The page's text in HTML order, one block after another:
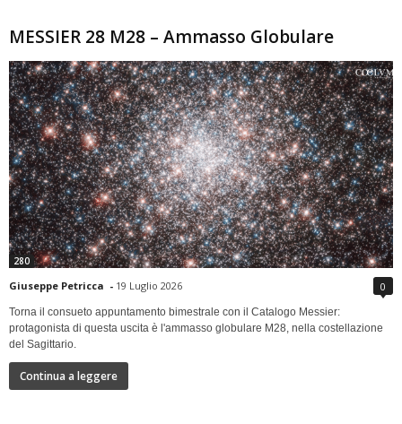
MESSIER 28 M28 – Ammasso Globulare
280
Giuseppe Petricca - 19 Luglio 2026 0
Torna il consueto appuntamento bimestrale con il Catalogo Messier:
protagonista di questa uscita è l'ammasso globulare M28, nella costellazione
del Sagittario.
Continua a leggere